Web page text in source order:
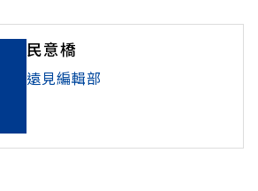
民意橋
遠見編輯部